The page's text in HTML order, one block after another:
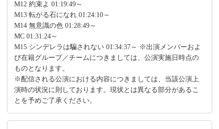
M12 約束よ 01:19:49～
M13 転がる石になれ 01:24:10～
M14 無意識の色 01:28:49～
MC 01:31:24～
M15 シンデレラは騙されない 01:34:37～ ※出演メンバーおよ
び在籍グループ／チームにつきましては、公演実施日時点の
ものとなります。
※配信される公演における内容につきましては、当該公演上
演時の状況に則しております。現状とは異なる部分があるこ
とを予めご了承ください。